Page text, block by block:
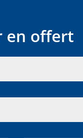
en offert